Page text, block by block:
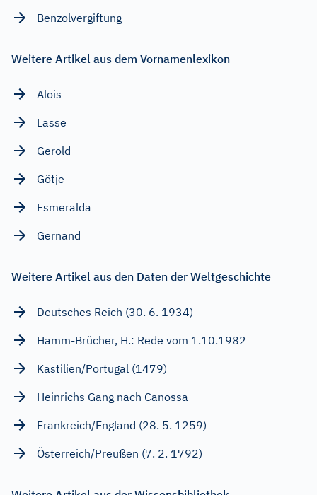
Benzolvergiftung
Weitere Artikel aus dem Vornamenlexikon
Alois
Lasse
Gerold
Götje
Esmeralda
Gernand
Weitere Artikel aus den Daten der Weltgeschichte
Deutsches Reich (30. 6. 1934)
Hamm-Brücher, H.: Rede vom 1.10.1982
Kastilien/Portugal (1479)
Heinrichs Gang nach Canossa
Frankreich/England (28. 5. 1259)
Österreich/Preußen (7. 2. 1792)